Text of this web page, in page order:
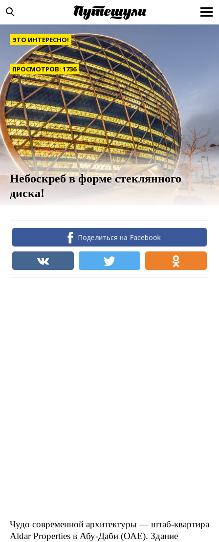
ЭТО ИНТЕРЕСНО!
ПРОСМОТРОВ: 1736
Небоскреб в форме стеклянного
диска!
Поделиться на Facebook
Чудо современной архитектуры — штаб-квартира
Aldar Properties в Абу-Даби (ОАЕ). Здание